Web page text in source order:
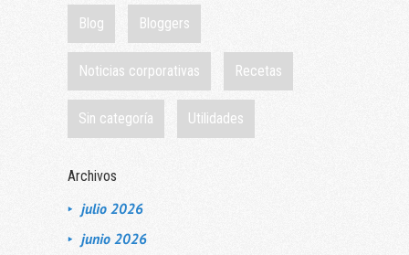
Blog Bloggers
Noticias corporativas Recetas
Sin categoría Utilidades
Archivos
julio 2026
junio 2026